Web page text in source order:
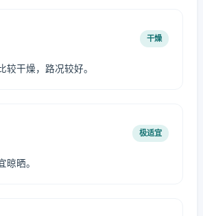
干燥
较干燥，路况较好。
极适宜
晾晒。